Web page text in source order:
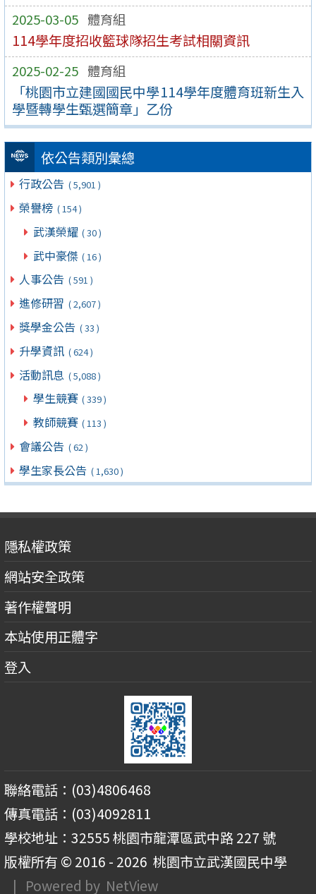
2025-03-05 體育組
114學年度招收籃球隊招生考試相關資訊
2025-02-25 體育組
「桃園市立建國國民中學114學年度體育班新生入
學暨轉學生甄選簡章」乙份
依公告類別彙總
行政公告 ( 5,901 )
榮譽榜 ( 154 )
武漢榮耀 ( 30 )
武中豪傑 ( 16 )
人事公告 ( 591 )
進修研習 ( 2,607 )
獎學金公告 ( 33 )
升學資訊 ( 624 )
活動訊息 ( 5,088 )
學生競賽 ( 339 )
教師競賽 ( 113 )
會議公告 ( 62 )
學生家長公告 ( 1,630 )
隱私權政策
網站安全政策
著作權聲明
本站使用正體字
登入
聯絡電話：(03)4806468
傳真電話：(03)4092811
學校地址：32555 桃園市龍潭區武中路 227 號
版權所有 © 2016 - 2026 桃園市立武漢國民中學
| Powered by NetView